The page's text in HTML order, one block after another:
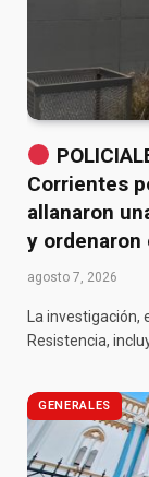
Corrientes
allanaron
y
agosto 7, 2026
La
Resistencia,
GENERALES